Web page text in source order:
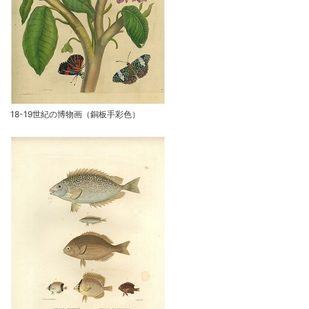
18-19世紀の博物画（銅板手彩色）